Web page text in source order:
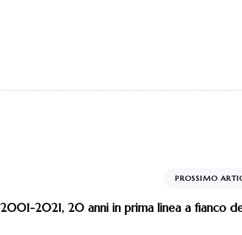
PROSSIMO
2001-2021, 20 anni in prima linea a fianco